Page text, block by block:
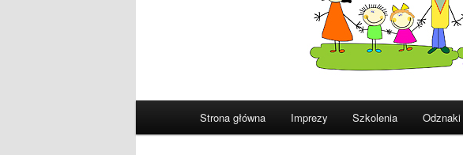
Strona główna Imprezy Szkolenia Odznaki